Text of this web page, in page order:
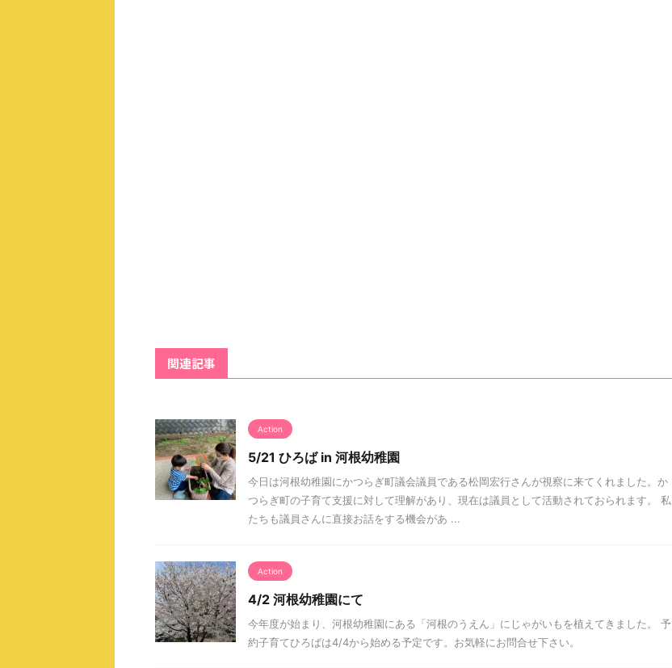
関連記事
Action
5/21 ひろば in 河根幼稚園
今日は河根幼稚園にかつらぎ町議会議員である松岡宏行さんが視察に来てくれました。か
つらぎ町の子育て支援に対して理解があり、現在は議員として活動されておられます。 私
たちも議員さんに直接お話をする機会があ ...
Action
4/2 河根幼稚園にて
今年度が始まり、河根幼稚園にある「河根のうえん」にじゃがいもを植えてきました。 予
約子育てひろばは4/4から始める予定です。お気軽にお問合せ下さい。